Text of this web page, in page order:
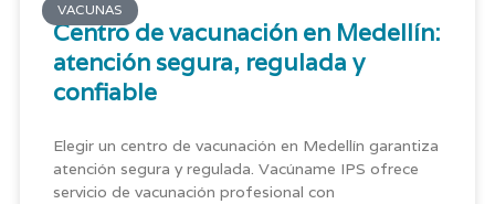
VACUNAS
Centro de vacunación en Medellín:
atención segura, regulada y
confiable
Elegir un centro de vacunación en Medellín garantiza
atención segura y regulada. Vacúname IPS ofrece
servicio de vacunación profesional con